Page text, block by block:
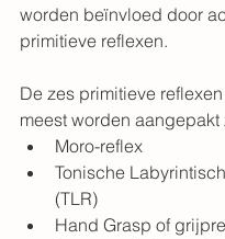
worden beïnvloed door
primitieve reflexen.
De zes primitieve
meest worden aangepakt
Moro-reflex
Tonische
(TLR)
Hand Grasp of